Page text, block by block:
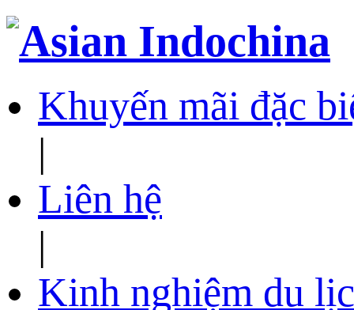
Khuyến mãi đặc
|
Liên hệ
|
Kinh nghiệm du